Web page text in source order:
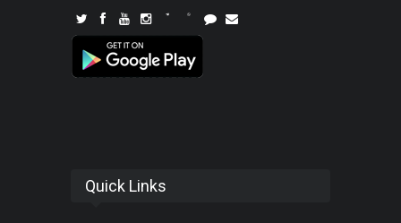
Quick Links